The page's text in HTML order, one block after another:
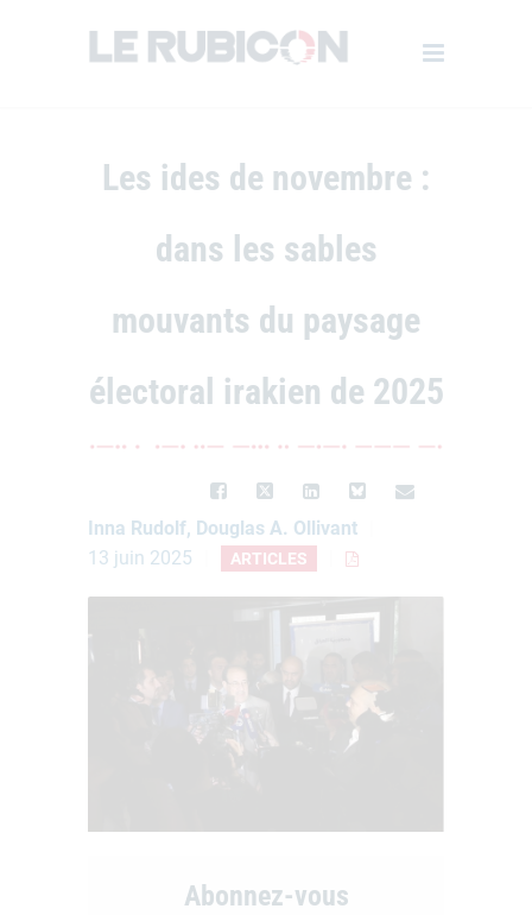
Les ides de novembre :
dans les sables
mouvants du paysage
électoral irakien de 2025
Inna Rudolf, Douglas A. Ollivant
13 juin 2025
ARTICLES
Abonnez-vous